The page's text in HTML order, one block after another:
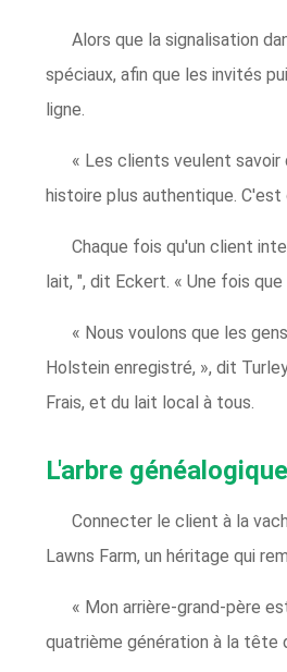
Alors que la signalisation
spéciaux, afin que les invités
ligne.
« Les clients veulent savoir
histoire plus authentique.
Chaque fois qu'un client
lait, ", dit Eckert. « Une fois
« Nous voulons que les
Holstein enregistré, », dit
Frais, et du lait local à tous.
L'arbre
Connecter le client à la
Lawns Farm, un héritage qui
« Mon arrière-grand-père
quatrième génération à la tête